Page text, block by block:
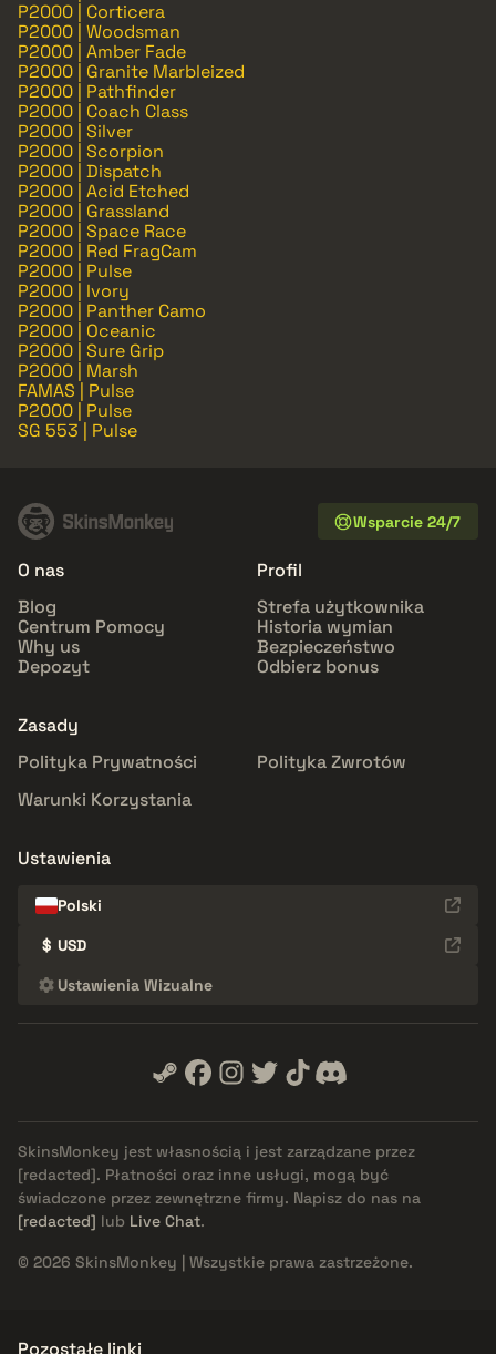
P2000 | Corticera
P2000 | Woodsman
P2000 | Amber Fade
P2000 | Granite Marbleized
P2000 | Pathfinder
P2000 | Coach Class
P2000 | Silver
P2000 | Scorpion
P2000 | Dispatch
P2000 | Acid Etched
P2000 | Grassland
P2000 | Space Race
P2000 | Red FragCam
P2000 | Pulse
P2000 | Ivory
P2000 | Panther Camo
P2000 | Oceanic
P2000 | Sure Grip
P2000 | Marsh
FAMAS | Pulse
P2000 | Pulse
SG 553 | Pulse
Wsparcie 24/7
O nas
Blog
Centrum Pomocy
Why us
Depozyt
Profil
Strefa użytkownika
Historia wymian
Bezpieczeństwo
Odbierz bonus
Zasady
Polityka Prywatności
Polityka Zwrotów
Warunki Korzystania
Ustawienia
Polski
$ USD
Ustawienia Wizualne
SkinsMonkey jest własnością i jest zarządzane przez
[redacted]. Płatności oraz inne usługi, mogą być
świadczone przez zewnętrzne firmy. Napisz do nas na
[redacted] lub Live Chat.
© 2026 SkinsMonkey | Wszystkie prawa zastrzeżone.
Pozostałe linki